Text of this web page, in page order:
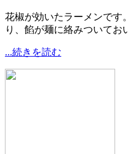
花椒が効いたラーメンです
り、餡が麺に絡みついてお
...続きを読む